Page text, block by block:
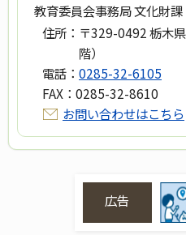
教育委員会事務局 文化財課
住所： 〒329-0492 栃木
階）
電話： 0285-32-6105
FAX： 0285-32-8610
お問い合わせはこちら
広告